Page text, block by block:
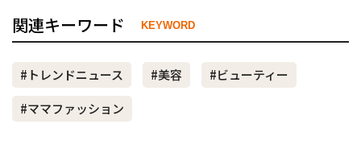
関連キーワード KEYWORD
#トレンドニュース #美容
#ビューティー
#ママファッション